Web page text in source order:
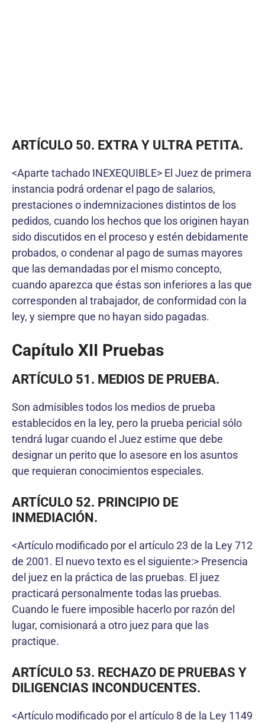
ARTÍCULO 50. EXTRA Y ULTRA PETITA.
<Aparte tachado INEXEQUIBLE> El Juez de primera
instancia podrá ordenar el pago de salarios,
prestaciones o indemnizaciones distintos de los
pedidos, cuando los hechos que los originen hayan
sido discutidos en el proceso y estén debidamente
probados, o condenar al pago de sumas mayores
que las demandadas por el mismo concepto,
cuando aparezca que éstas son inferiores a las que
corresponden al trabajador, de conformidad con la
ley, y siempre que no hayan sido pagadas.
Capítulo XII Pruebas
ARTÍCULO 51. MEDIOS DE PRUEBA.
Son admisibles todos los medios de prueba
establecidos en la ley, pero la prueba pericial sólo
tendrá lugar cuando el Juez estime que debe
designar un perito que lo asesore en los asuntos
que requieran conocimientos especiales.
ARTÍCULO 52. PRINCIPIO DE
INMEDIACIÓN.
<Artículo modificado por el artículo 23 de la Ley 712
de 2001. El nuevo texto es el siguiente:> Presencia
del juez en la práctica de las pruebas. El juez
practicará personalmente todas las pruebas.
Cuando le fuere imposible hacerlo por razón del
lugar, comisionará a otro juez para que las
practique.
ARTÍCULO 53. RECHAZO DE PRUEBAS Y
DILIGENCIAS INCONDUCENTES.
<Artículo modificado por el artículo 8 de la Ley 1149